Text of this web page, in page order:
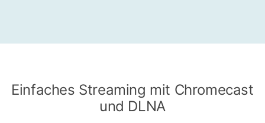
Einfaches Streaming mit Chromecast
und DLNA